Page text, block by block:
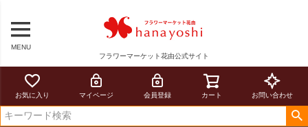
MENU
フラワーマーケット花由公式サイト
お気に入り マイページ 会員登録 カート お問い合わせ